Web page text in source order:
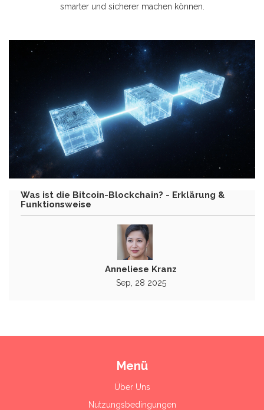
smarter und sicherer machen können.
Was ist die Bitcoin-Blockchain? - Erklärung &
Funktionsweise
Anneliese Kranz
Sep, 28 2025
Menü
Über Uns
Nutzungsbedingungen